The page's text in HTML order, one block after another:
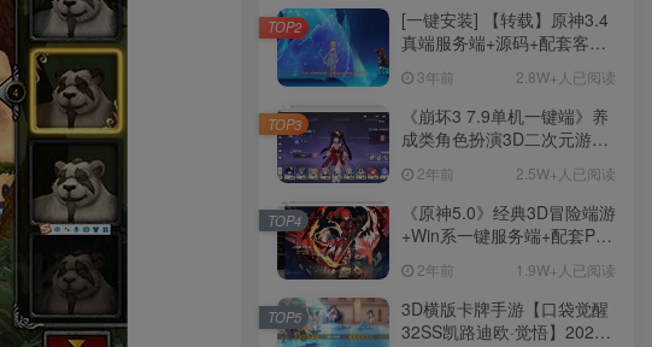
[一键安装] 【转载】原神3.4
真端服务端+源码+配套客户
说明文件
3年前 2.8W+人已阅读
TOP2
《崩坏3 7.9单机一键端》养
成类角色扮演3D二次元游
用、无限资源、附带保姆级
安装教程
2年前 2.5W+人已阅读
TOP3
《原神5.0》经典3D冒险端游
+Win系一键服务端+配套PC
池文件
2年前 1.9W+人已阅读
TOP4
3D横版卡牌手游【口袋觉醒
32SS凯路迪欧·觉悟】2023
TOP5